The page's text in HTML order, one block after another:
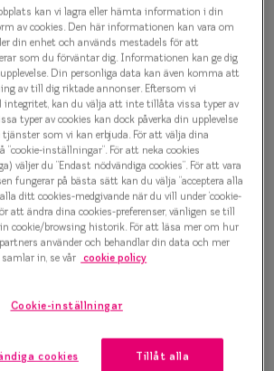
Taberg
C01 Solglasögon
Hitta butik
kan vi lagra eller hämta information i din
av cookies. Den här informationen kan vara om
din enhet och används mestadels för att
som du förväntar dig. Informationen kan ge dig
Din personliga data kan även komma att
av till dig riktade annonser. Eftersom vi
integritet, kan du välja att inte tillåta vissa typer av
typer av cookies kan dock påverka din upplevelse
tjänster som vi kan erbjuda. För att välja dina
”cookie-inställningar”. För att neka cookies
väljer du ”Endast nödvändiga cookies”. För att vara
fungerar på bästa sätt kan du välja ”acceptera alla
ditt cookies-medgivande när du vill under ’cookie-
att ändra dina cookies-preferenser, vänligen se till
cookie/browsing historik. För att läsa mer om hur
använder och behandlar din data och mer
in, se vår cookie policy
Cookie-inställningar
cookies Tillåt alla